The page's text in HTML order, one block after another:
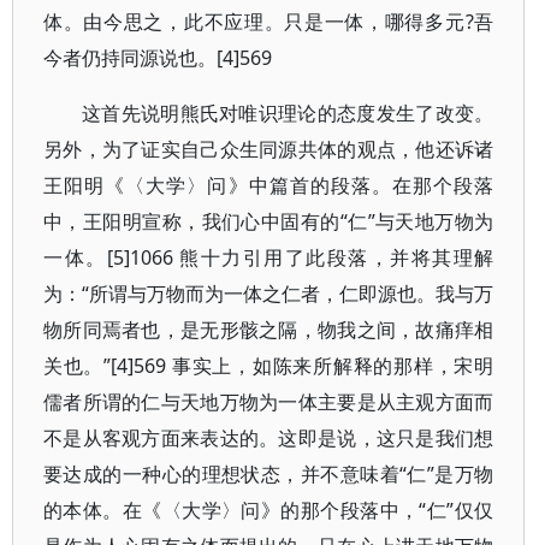
体。由今思之，此不应理。只是一体，哪得多元?吾
今者仍持同源说也。[4]569
这首先说明熊氏对唯识理论的态度发生了改变。
另外，为了证实自己众生同源共体的观点，他还诉诸
王阳明《〈大学〉问》中篇首的段落。在那个段落
中，王阳明宣称，我们心中固有的“仁”与天地万物为
一体。[5]1066 熊十力引用了此段落，并将其理解
为：“所谓与万物而为一体之仁者，仁即源也。我与万
物所同焉者也，是无形骸之隔，物我之间，故痛痒相
关也。”[4]569 事实上，如陈来所解释的那样，宋明
儒者所谓的仁与天地万物为一体主要是从主观方面而
不是从客观方面来表达的。这即是说，这只是我们想
要达成的一种心的理想状态，并不意味着“仁”是万物
的本体。在《〈大学〉问》的那个段落中，“仁”仅仅